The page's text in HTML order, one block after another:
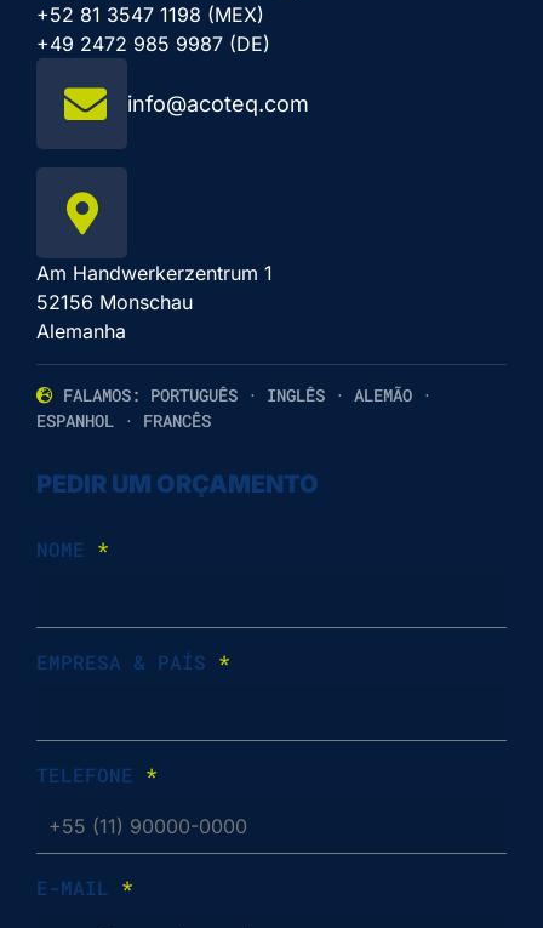
+52 81 3547 1198 (MEX)
+49 2472 985 9987 (DE)
info@acoteq.com
Am Handwerkerzentrum 1
52156 Monschau
Alemanha
FALAMOS: PORTUGUÊS · INGLÊS · ALEMÃO ·
ESPANHOL · FRANCÊS
PEDIR UM ORÇAMENTO
NOME *
EMPRESA & PAÍS *
TELEFONE *
E-MAIL *